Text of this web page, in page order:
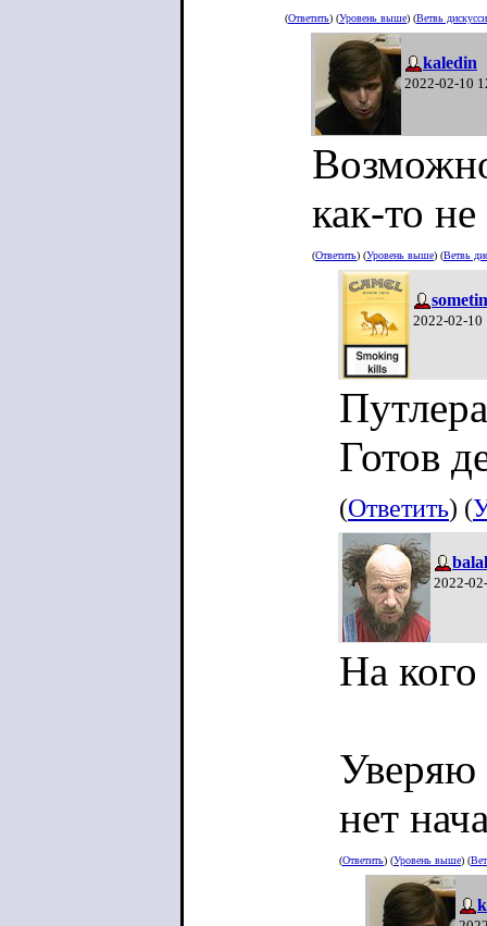
(Ответить) (Уровень выше) (Ветвь
kaledin
2022-02-10
как-то
(Ответить) (Уровень выше) (Ветвь
2022-02-10
Готов
(Ответить) (
2022-
На кого
Уверяю
нет
(Ответить) (Уровень выше) (